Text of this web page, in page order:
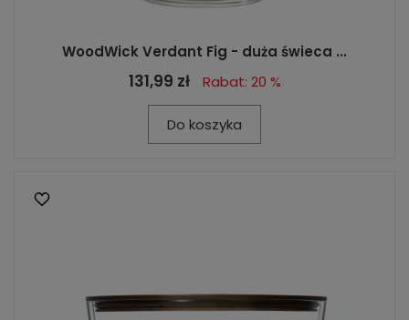
WoodWick Verdant Fig - duża świeca ...
131,99 zł Rabat: 20 %
Do koszyka